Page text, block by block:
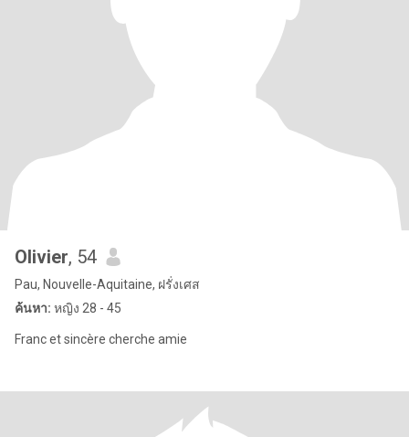
Olivier, 54
Pau, Nouvelle-Aquitaine, ฝรั่งเศส
ค้นหา: หญิง 28 - 45
Franc et sincère cherche amie